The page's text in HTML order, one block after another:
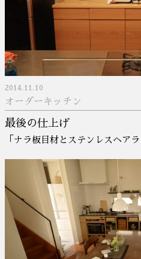
2014.11.10
オーダーキッチン
最後の仕上げ
「ナラ板目材とステンレスヘア